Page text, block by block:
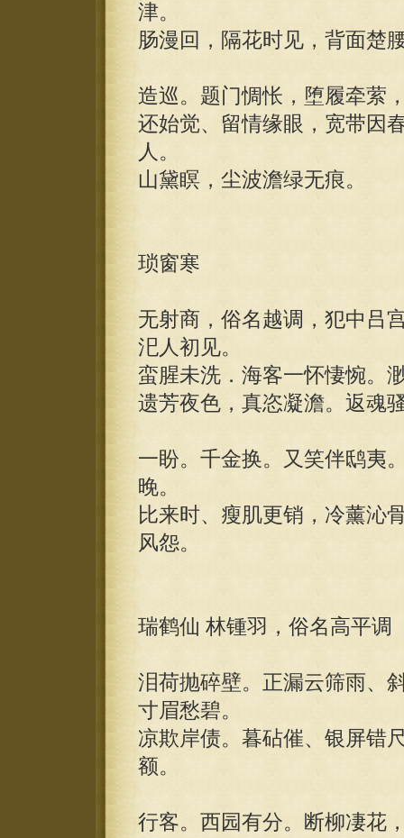
津。
肠漫回，隔花时见，背面楚
造巡。题门惆怅，堕履牵萦
还始觉、留情缘眼，宽带因
人。
山黛瞑，尘波澹绿无痕。
琐窗寒
无射商，俗名越调，犯中吕
汜人初见。
蛮腥未洗．海客一怀悽惋。
遗芳夜色，真恣凝澹。返魂
一盼。千金换。又笑伴鸱夷
晚。
比来时、瘦肌更销，冷薰沁
风怨。
瑞鹤仙 林锺羽，俗名高平调
泪荷抛碎壁。正漏云筛雨、
寸眉愁碧。
凉欺岸债。暮砧催、银屏错
额。
行客。西园有分。断柳凄花